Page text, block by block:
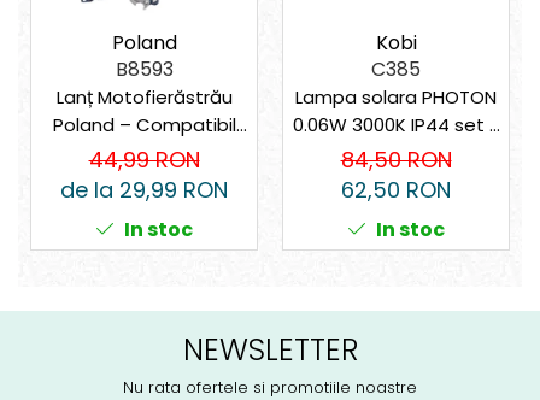
Poland
B8593
Lanț Motofierăstrău
Poland – Compatibil
universal
44,99 RON
de la 29,99 RON
In stoc
Kobi
C385
Lampa solara PHOTON
0.06W 3000K IP44 set 8
bucati
84,50 RON
62,50 RON
In stoc
NEWSLETTER
Nu rata ofertele si promotiile noastre